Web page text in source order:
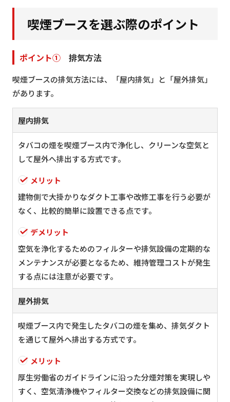
喫煙ブースを選ぶ際のポイント
ポイント①排気方法
喫煙ブースの排気方法には、「屋内排気」と「屋外排気」
があります。
屋内排気
タバコの煙を喫煙ブース内で浄化し、クリーンな空気と
して屋外へ排出する方式です。
メリット
建物側で大掛かりなダクト工事や改修工事を行う必要が
なく、比較的簡単に設置できる点です。
デメリット
空気を浄化するためのフィルターや排気設備の定期的な
メンテナンスが必要となるため、維持管理コストが発生
する点には注意が必要です。
屋外排気
喫煙ブース内で発生したタバコの煙を集め、排気ダクト
を通じて屋外へ排出する方式です。
メリット
厚生労働省のガイドラインに沿った分煙対策を実現しや
すく、空気清浄機やフィルター交換などの排気設備に関